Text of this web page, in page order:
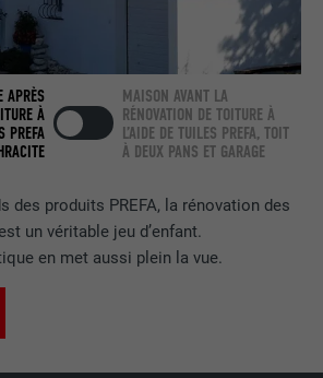
des produits PREFA, la rénovation des
un véritable jeu d’enfant.
en met aussi plein la vue.
APRÈS
À
PREFA
MAISON AVANT LA
RÉNOVATION DE TOITURE À
L’AIDE DE TUILES PREFA, TOIT
À DEUX PANS ET GARAGE
LinkedIn
2 ans
Utilisé par le service de réseau social
LinkedIn pour suivre l'utilisation de
services intégrés.
bscookie